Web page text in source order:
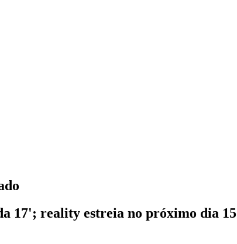
17'; reality estreia no próximo dia 15